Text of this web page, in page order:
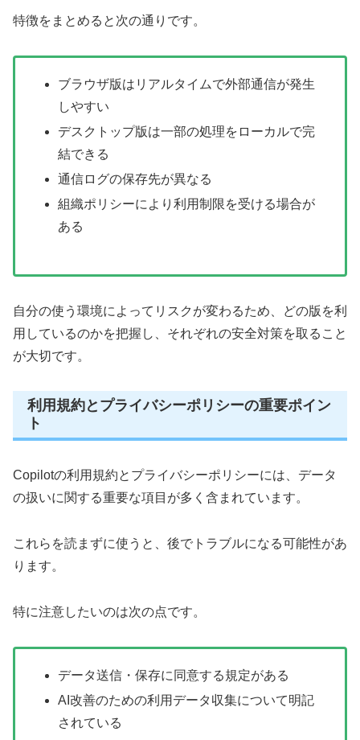
特徴をまとめると次の通りです。
ブラウザ版はリアルタイムで外部通信が発生
しやすい
デスクトップ版は一部の処理をローカルで完
結できる
通信ログの保存先が異なる
組織ポリシーにより利用制限を受ける場合が
ある
自分の使う環境によってリスクが変わるため、どの版を利
用しているのかを把握し、それぞれの安全対策を取ること
が大切です。
利用規約とプライバシーポリシーの重要ポイン
ト
Copilotの利用規約とプライバシーポリシーには、データ
の扱いに関する重要な項目が多く含まれています。
これらを読まずに使うと、後でトラブルになる可能性があ
ります。
特に注意したいのは次の点です。
データ送信・保存に同意する規定がある
AI改善のための利用データ収集について明記
されている